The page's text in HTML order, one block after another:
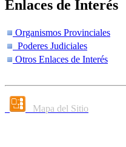
Enlaces de Interés
Organismos Provinciales
Poderes Judiciales
Otros Enlaces de Interés
Mapa del Sitio